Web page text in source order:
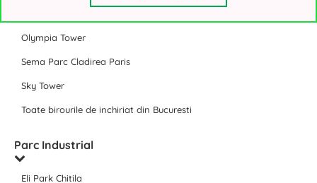
Olympia Tower
Sema Parc Cladirea Paris
Sky Tower
Toate birourile de inchiriat din Bucuresti
Parc Industrial
Eli Park Chitila